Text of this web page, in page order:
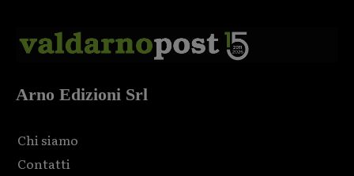
Arno Edizioni Srl
Chi siamo
Contatti